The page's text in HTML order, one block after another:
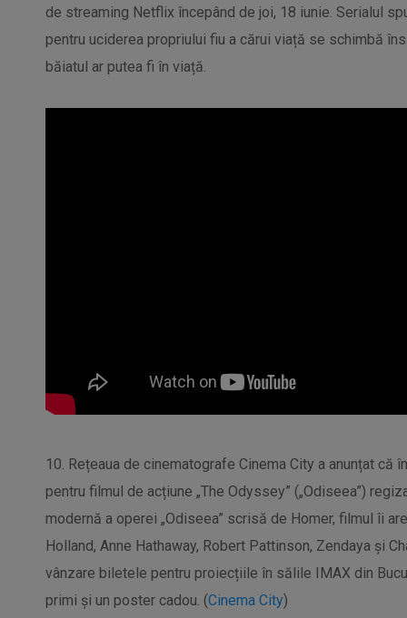
de streaming Netflix începând de joi, 18 iunie. Serialul
pentru uciderea propriului fiu a cărui viață se schimbă
băiatul ar putea fi în viață.
10. Rețeaua de cinematografe Cinema City a anunțat că
pentru filmul de acțiune „The Odyssey” („Odiseea”)
modernă a operei „Odiseea” scrisă de Homer, filmul îi
Holland, Anne Hathaway, Robert Pattinson, Zendaya și
vânzare biletele pentru proiecțiile în sălile IMAX din
primi și un poster cadou. (Cinema City)